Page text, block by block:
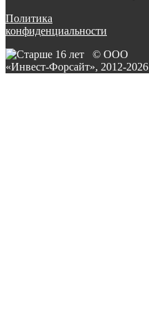
Политика
конфиденциальности
© ООО
«Инвест-Форсайт», 2012-2026